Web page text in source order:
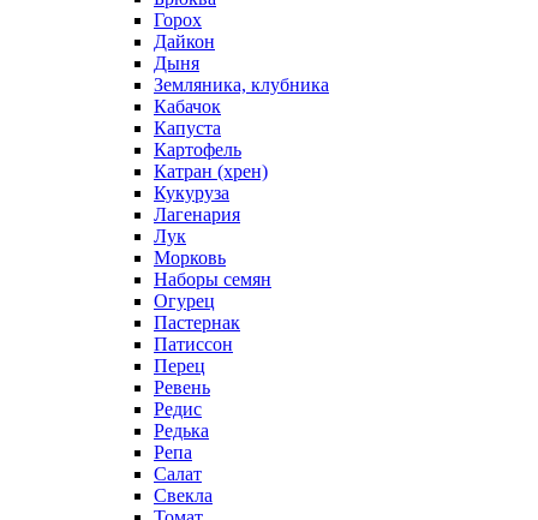
Горох
Дайкон
Дыня
Земляника, клубника
Кабачок
Капуста
Картофель
Катран (хрен)
Кукуруза
Лагенария
Лук
Морковь
Наборы семян
Огурец
Пастернак
Патиссон
Перец
Ревень
Редис
Редька
Репа
Салат
Свекла